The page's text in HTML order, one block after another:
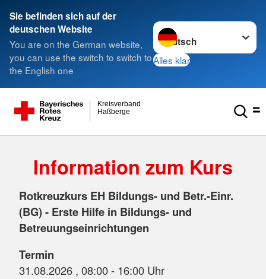
Sie befinden sich auf der
deutschen Website
You are on the German website,
you can use the switch to switch to
the English one
Sprache wechseln zu
Alles klar
Haßberge
Kreisverband
Information zum Kurs
Rotkreuzkurs EH Bildungs- und Betr.-Einr.
(BG) - Erste Hilfe in Bildungs- und
Betreuungseinrichtungen
Termin
31.08.2026 , 08:00 - 16:00 Uhr